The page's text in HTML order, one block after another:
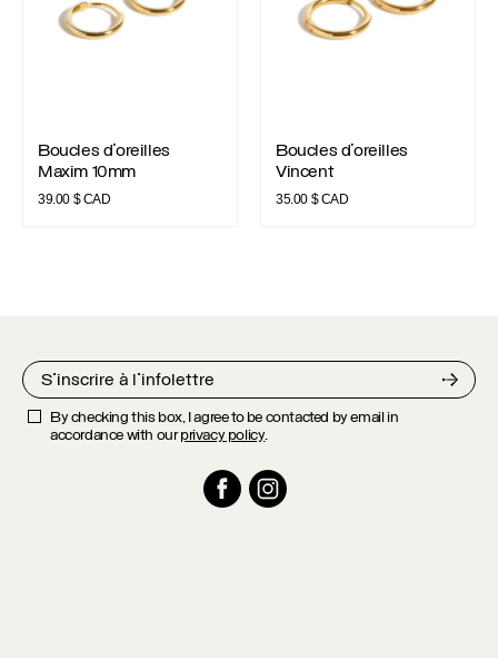
Boucles d’oreilles
Maxim 10mm
39.00 $ CAD
Boucles d’oreilles
Vincent
35.00 $ CAD
By checking this box, I agree to be contacted by email in
accordance with ourprivacy policy.
Facebook